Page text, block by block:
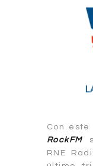
Con
RockFM
RNE